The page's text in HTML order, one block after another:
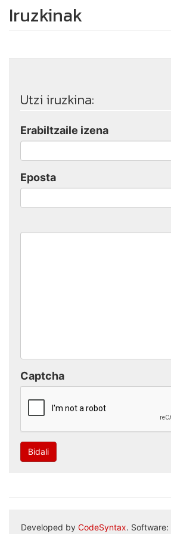
Iruzkinak
Utzi iruzkina:
Erabiltzaile izena
Eposta
Captcha
Bidali
Developed by CodeSyntax. Software: